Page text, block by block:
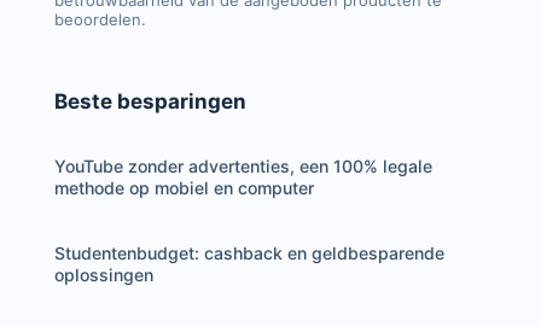
beoordelen.
Beste besparingen
YouTube zonder advertenties, een 100% legale
methode op mobiel en computer
Studentenbudget: cashback en geldbesparende
oplossingen